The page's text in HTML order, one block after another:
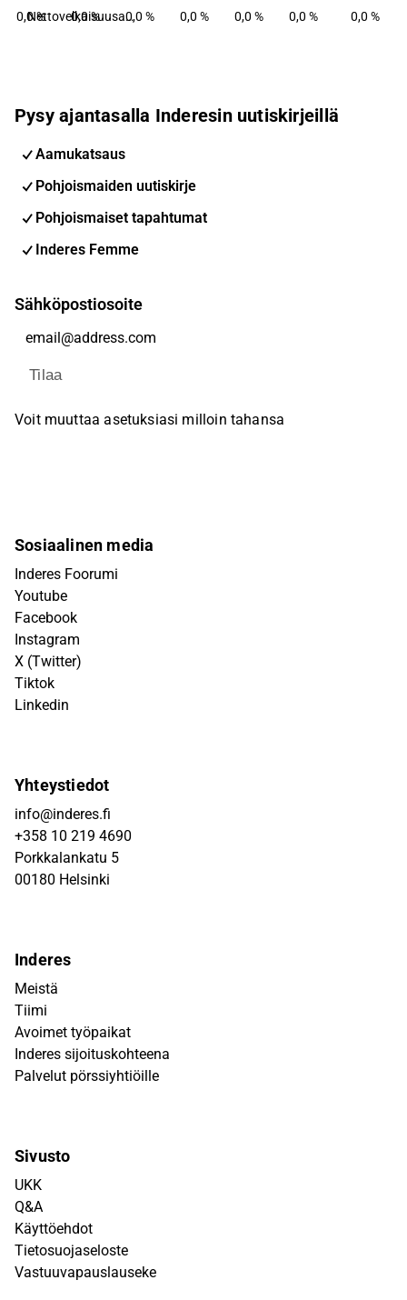
Nettovelkaisuusaste
0,0 % 0,0 % 0,0 % 0,0 % 0,0 % 0,0 % 0,0 %
Pysy ajantasalla Inderesin uutiskirjeillä
Aamukatsaus
Pohjoismaiden uutiskirje
Pohjoismaiset tapahtumat
Inderes Femme
Sähköpostiosoite
Tilaa
Voit muuttaa asetuksiasi milloin tahansa
Sosiaalinen media
Inderes Foorumi
Youtube
Facebook
Instagram
X (Twitter)
Tiktok
Linkedin
Yhteystiedot
info@inderes.fi
+358 10 219 4690
Porkkalankatu 5
00180 Helsinki
Inderes
Meistä
Tiimi
Avoimet työpaikat
Inderes sijoituskohteena
Palvelut pörssiyhtiöille
Sivusto
UKK
Q&A
Käyttöehdot
Tietosuojaseloste
Vastuuvapauslauseke